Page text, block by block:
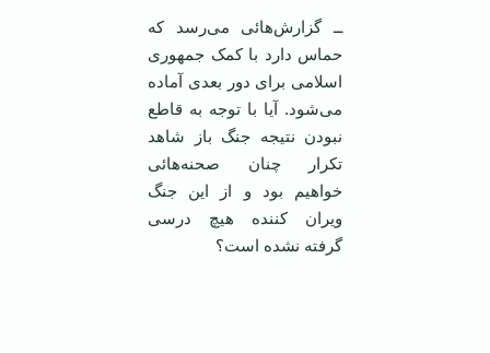
ــ گزارش‌هائی می‌رسد که
حماس دارد با کمک جمهوری
اسلامی ‌برای دور بعدی آماده
می‌شود. آیا با توجه به قاطع
نبودن نتیجه جنگ باز شاهد
تکرار چنان صحنه‌هائی
خواهیم بود و از این جنگ
ویران کننده هیچ درسی
گرفته نشده است؟